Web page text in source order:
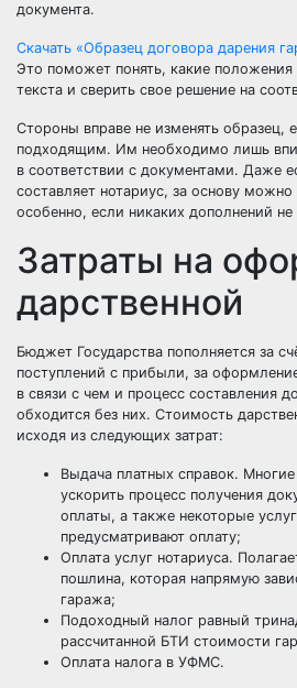
документа.
Скачать «Образец договора дарения
Это поможет понять, какие положения
текста и сверить свое решение на
Стороны вправе не изменять образец,
подходящим. Им необходимо лишь
в соответствии с документами. Даже
составляет нотариус, за основу можно
особенно, если никаких дополнений не
Затраты на
дарственной
Бюджет Государства пополняется за
поступлений с прибыли, за
в связи с чем и процесс составления
обходится без них. Стоимость
исходя из следующих затрат:
Выдача платных справок.
ускорить процесс получения
оплаты, а также некоторые
предусматривают оплату;
Оплата услуг нотариуса.
пошлина, которая напрямую
гаража;
Подоходный налог равный
рассчитанной БТИ стоимости
Оплата налога в УФМС.